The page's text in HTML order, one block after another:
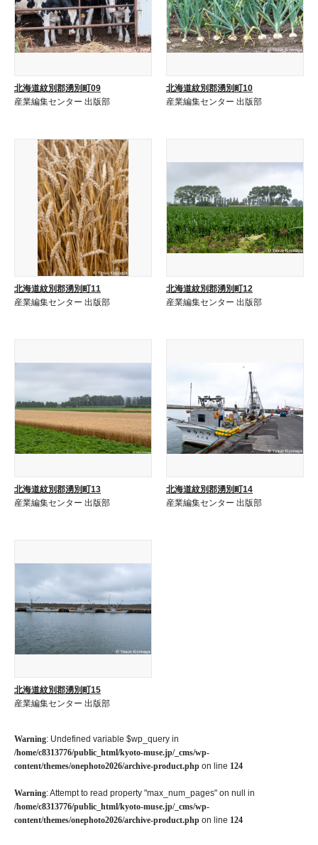
北海道紋別郡湧別町09
産業編集センター 出版部
北海道紋別郡湧別町10
産業編集センター 出版部
北海道紋別郡湧別町11
産業編集センター 出版部
北海道紋別郡湧別町12
産業編集センター 出版部
北海道紋別郡湧別町13
産業編集センター 出版部
北海道紋別郡湧別町14
産業編集センター 出版部
北海道紋別郡湧別町15
産業編集センター 出版部
Warning: Undefined variable $wp_query in
/home/c8313776/public_html/kyoto-muse.jp/_cms/wp-
content/themes/onephoto2026/archive-product.php on line 124
Warning: Attempt to read property "max_num_pages" on null in
/home/c8313776/public_html/kyoto-muse.jp/_cms/wp-
content/themes/onephoto2026/archive-product.php on line 124